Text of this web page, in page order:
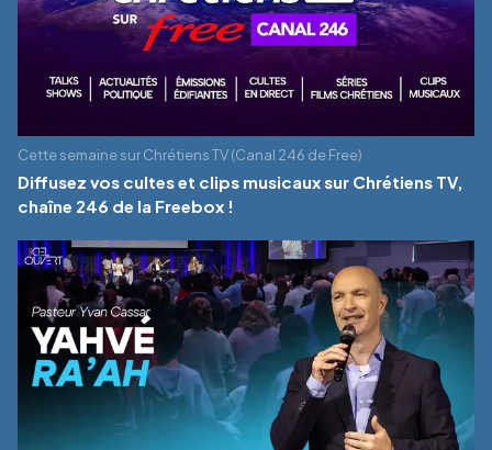
Cette semaine sur Chrétiens TV (Canal 246 de Free)
Diffusez vos cultes et clips musicaux sur Chrétiens TV,
chaîne 246 de la Freebox !